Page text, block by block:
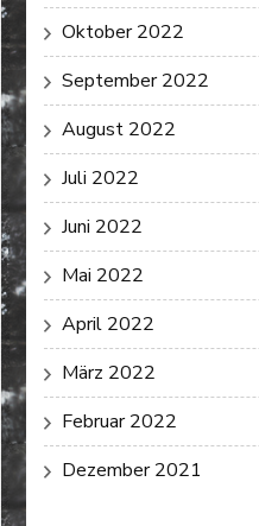
Oktober 2022
September 2022
August 2022
Juli 2022
Juni 2022
Mai 2022
April 2022
März 2022
Februar 2022
Dezember 2021